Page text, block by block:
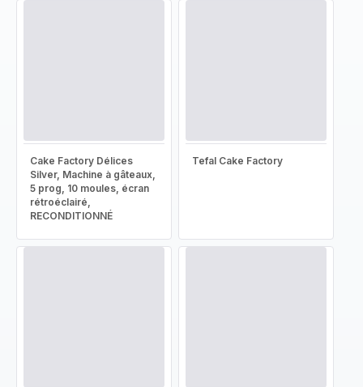
Cake Factory Délices
Silver, Machine à gâteaux,
5 prog, 10 moules, écran
rétroéclairé,
RECONDITIONNÉ
Tefal Cake Factory